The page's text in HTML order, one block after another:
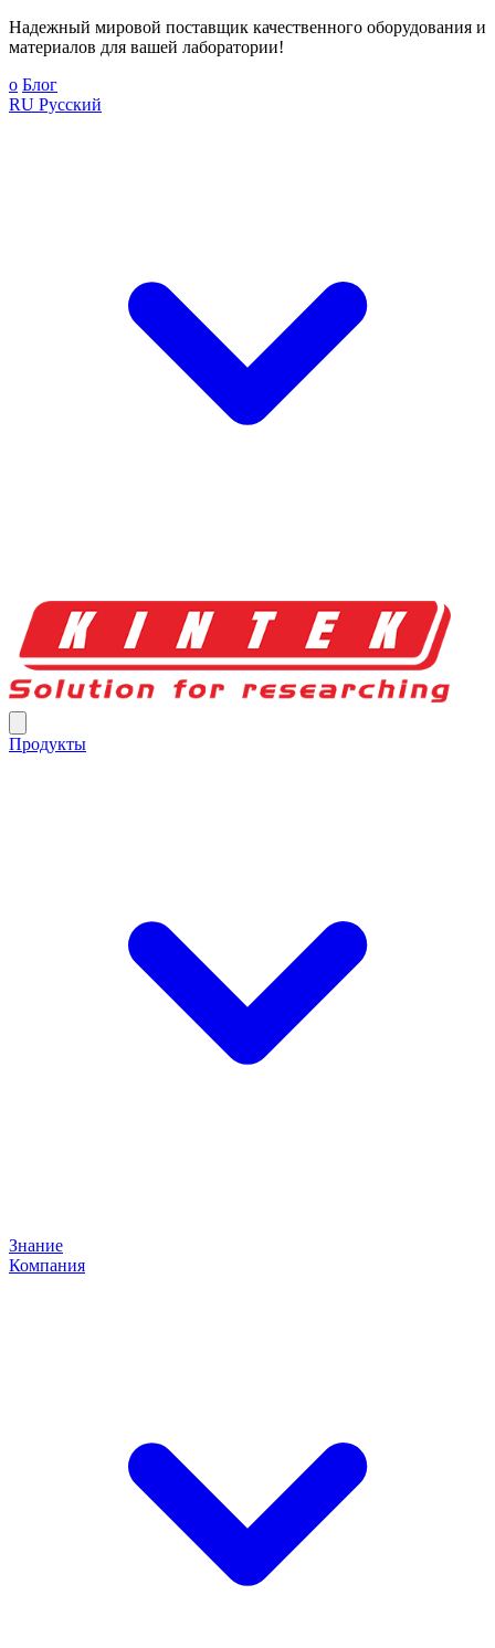
Надежный мировой поставщик качественного оборудования и
материалов для вашей лаборатории!
о Блог
RU Русский
Продукты
Знание
Компания